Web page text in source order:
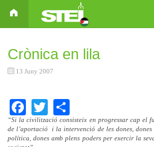
Crònica en lila
13 Juny 2007
Facebook
Twitter
“Si la civilització consisteix en progressar cap el
de l’aportació i la intervenció de les dones,
política, dones amb plens poders per exercir la